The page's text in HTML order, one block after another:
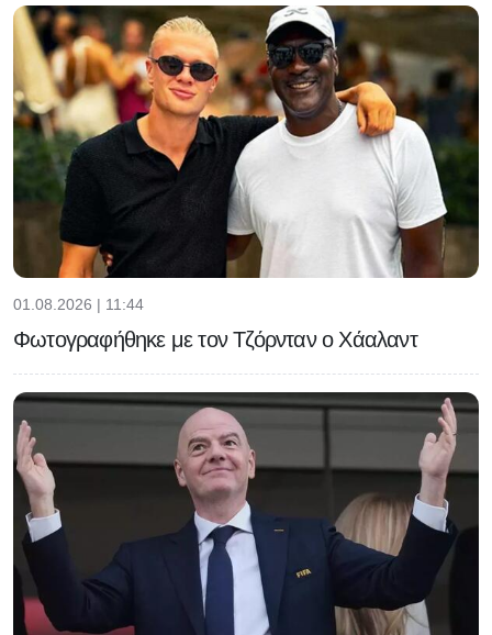
01.08.2026 | 11:44
Φωτογραφήθηκε με τον Τζόρνταν ο Χάαλαντ